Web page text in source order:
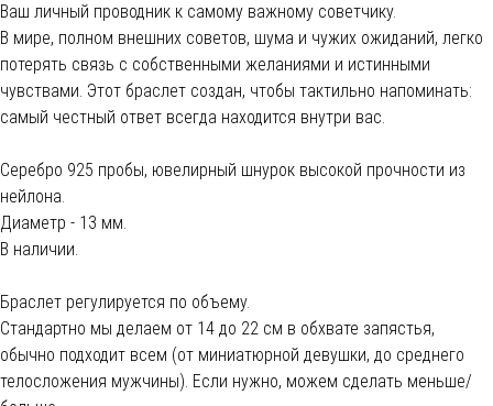
Ваш личный проводник к самому важному советчику.
В мире, полном внешних советов, шума и чужих ожиданий, легко
потерять связь с собственными желаниями и истинными
чувствами. Этот браслет создан, чтобы тактильно напоминать:
самый честный ответ всегда находится внутри вас.
Cеребро 925 пробы, ювелирный шнурок высокой прочности из
нейлона.
Диаметр - 13 мм.
В наличии.
Браслет регулируется по объему.
Стандартно мы делаем от 14 до 22 см в обхвате запястья,
обычно подходит всем (от миниатюрной девушки, до среднего
телосложения мужчины). Если нужно, можем сделать меньше/